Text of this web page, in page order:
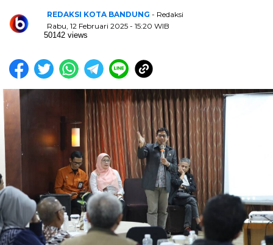
REDAKSI KOTA BANDUNG - Redaksi
Rabu, 12 Februari 2025 - 15:20 WIB
50142 views